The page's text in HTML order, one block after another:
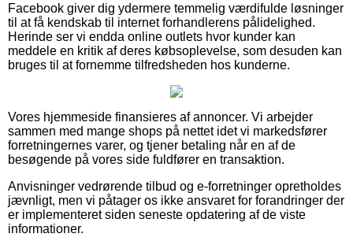
Facebook giver dig ydermere temmelig værdifulde løsninger
til at få kendskab til internet forhandlerens pålidelighed.
Herinde ser vi endda online outlets hvor kunder kan
meddele en kritik af deres købsoplevelse, som desuden kan
bruges til at fornemme tilfredsheden hos kunderne.
Vores hjemmeside finansieres af annoncer. Vi arbejder
sammen med mange shops på nettet idet vi markedsfører
forretningernes varer, og tjener betaling når en af de
besøgende på vores side fuldfører en transaktion.
Anvisninger vedrørende tilbud og e-forretninger opretholdes
jævnligt, men vi påtager os ikke ansvaret for forandringer der
er implementeret siden seneste opdatering af de viste
informationer.